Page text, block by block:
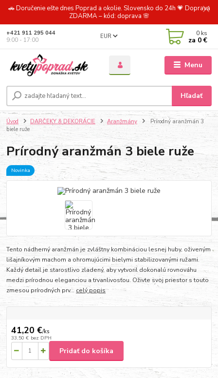
🚗 Doručenie ešte dnes Poprad a okolie. Slovensko do 24h 💗 Doprava
ZDARMA – kód: doprava 🌸
Menu
EUR
Hľadať
+421 911 295 044
9:00 - 17:00
0 ks
za 0 €
Úvod DARČEKY & DEKORÁCIE Aranžmány
Prírodný aranžmán 3
biele ruže
Prírodný aranžmán 3 biele ruže
Novinka
Tento nádherný aranžmán je zvláštny kombináciou lesnej huby, oživeným
lišajníkovým machom a ohromujúcimi bielymi stabilizovanými ružami.
Každý detail je starostlivo zladený, aby vytvoril dokonalú rovnováhu
medzi prírodnou eleganciou a trvanlivosťou. Oživte svoj priestor s touto
zmesou prírodných prv... celý popis
41,20 €/ks
33,50 € bez DPH
Pridať do košíka